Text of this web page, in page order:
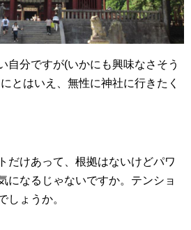
自分ですが(いかにも興味なさそう
とはいえ、無性に神社に行きたく
だけあって、根拠はないけどパワ
になるじゃないですか。テンショ
しょうか。